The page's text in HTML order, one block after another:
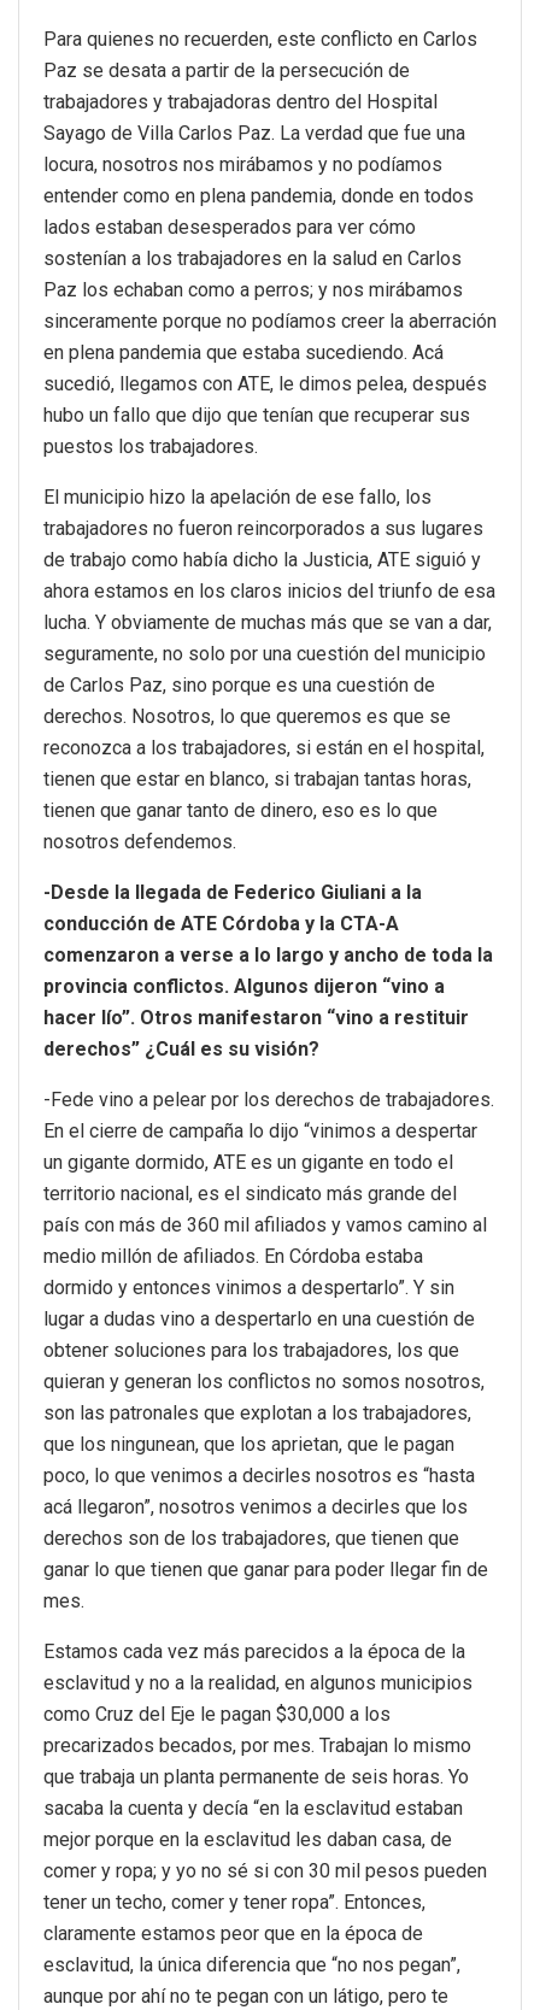
Para quienes no recuerden, este conflicto en Carlos
Paz se desata a partir de la persecución de
trabajadores y trabajadoras dentro del Hospital
Sayago de Villa Carlos Paz. La verdad que fue una
locura, nosotros nos mirábamos y no podíamos
entender como en plena pandemia, donde en todos
lados estaban desesperados para ver cómo
sostenían a los trabajadores en la salud en Carlos
Paz los echaban como a perros; y nos mirábamos
sinceramente porque no podíamos creer la aberración
en plena pandemia que estaba sucediendo. Acá
sucedió, llegamos con ATE, le dimos pelea, después
hubo un fallo que dijo que tenían que recuperar sus
puestos los trabajadores.
El municipio hizo la apelación de ese fallo, los
trabajadores no fueron reincorporados a sus lugares
de trabajo como había dicho la Justicia, ATE siguió y
ahora estamos en los claros inicios del triunfo de esa
lucha. Y obviamente de muchas más que se van a dar,
seguramente, no solo por una cuestión del municipio
de Carlos Paz, sino porque es una cuestión de
derechos. Nosotros, lo que queremos es que se
reconozca a los trabajadores, si están en el hospital,
tienen que estar en blanco, si trabajan tantas horas,
tienen que ganar tanto de dinero, eso es lo que
nosotros defendemos.
-Desde la llegada de Federico Giuliani a la
conducción de ATE Córdoba y la CTA-A
comenzaron a verse a lo largo y ancho de toda la
provincia conflictos. Algunos dijeron “vino a
hacer lío”. Otros manifestaron “vino a restituir
derechos” ¿Cuál es su visión?
-Fede vino a pelear por los derechos de trabajadores.
En el cierre de campaña lo dijo “vinimos a despertar
un gigante dormido, ATE es un gigante en todo el
territorio nacional, es el sindicato más grande del
país con más de 360 mil afiliados y vamos camino al
medio millón de afiliados. En Córdoba estaba
dormido y entonces vinimos a despertarlo”. Y sin
lugar a dudas vino a despertarlo en una cuestión de
obtener soluciones para los trabajadores, los que
quieran y generan los conflictos no somos nosotros,
son las patronales que explotan a los trabajadores,
que los ningunean, que los aprietan, que le pagan
poco, lo que venimos a decirles nosotros es “hasta
acá llegaron”, nosotros venimos a decirles que los
derechos son de los trabajadores, que tienen que
ganar lo que tienen que ganar para poder llegar fin de
mes.
Estamos cada vez más parecidos a la época de la
esclavitud y no a la realidad, en algunos municipios
como Cruz del Eje le pagan $30,000 a los
precarizados becados, por mes. Trabajan lo mismo
que trabaja un planta permanente de seis horas. Yo
sacaba la cuenta y decía “en la esclavitud estaban
mejor porque en la esclavitud les daban casa, de
comer y ropa; y yo no sé si con 30 mil pesos pueden
tener un techo, comer y tener ropa”. Entonces,
claramente estamos peor que en la época de
esclavitud, la única diferencia que “no nos pegan”,
aunque por ahí no te pegan con un látigo, pero te